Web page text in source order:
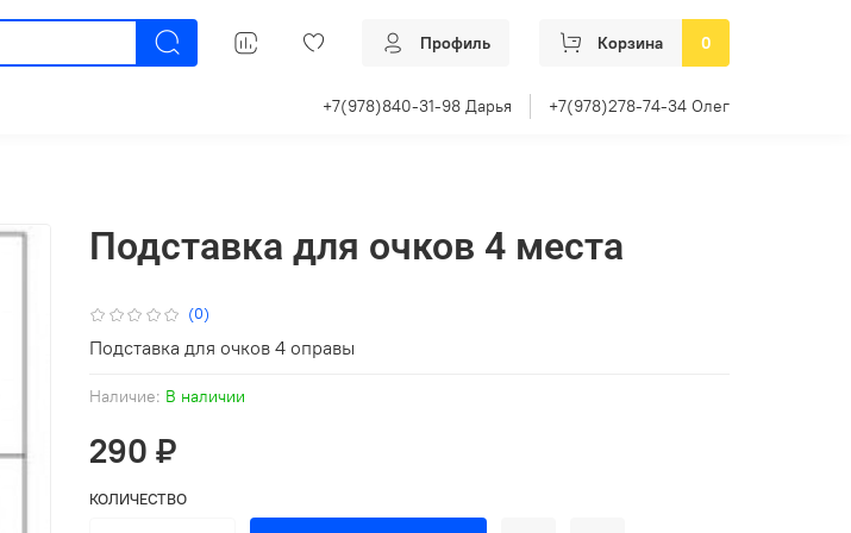
Профиль Корзина 0
+7(978)840-31-98 Дарья +7(978)278-74-34 Олег
(0)
Наличие: В наличии
Подставка для очков 4 места
290 ₽
КОЛИЧЕСТВО
Подставка для очков 4 оправы